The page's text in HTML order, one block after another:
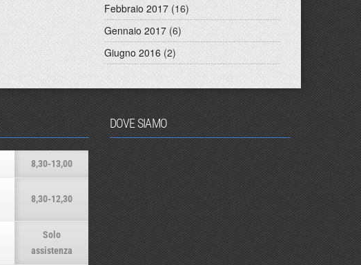
Febbraio 2017 (16)
Gennaio 2017 (6)
Giugno 2016 (2)
8,30-13,00
8,30-12,30
Solo
assistenza
DOVE SIAMO